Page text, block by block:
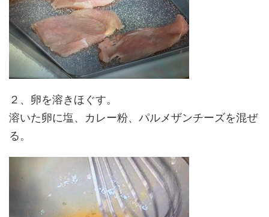
２、卵を溶きほぐす。
溶いた卵に塩、カレー粉、パルメザンチーズを混ぜ
る。